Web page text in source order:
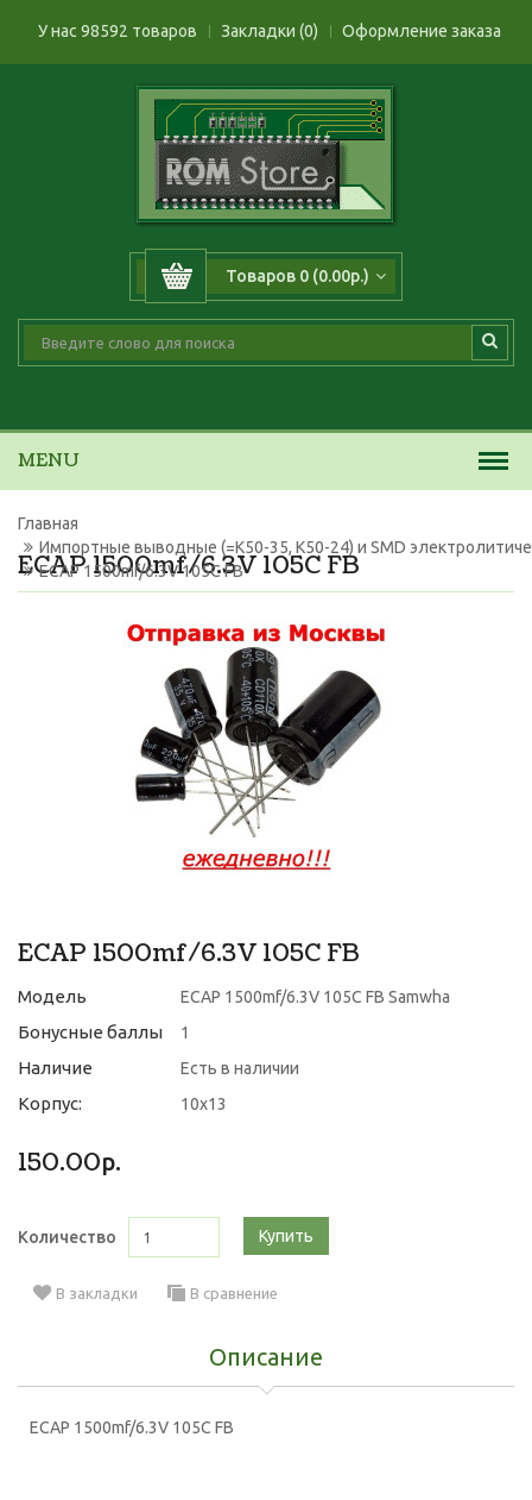
У нас 98592 товаров Закладки (0) Оформление заказа
Товаров 0 (0.00р.)
MENU
ECAP 1500mf/6.3V 105C FB
Главная
Импортные выводные (=К50-35, К50-24) и SMD
ECAP 1500mf/6.3V 105C FB
ECAP 1500mf/6.3V 105C FB
Модель ECAP 1500mf/6.3V 105C FB Samwha
Бонусные баллы 1
Наличие Есть в наличии
Корпус: 10x13
150.00р.
Количество Купить
В закладки В сравнение
Описание
ECAP 1500mf/6.3V 105C FB